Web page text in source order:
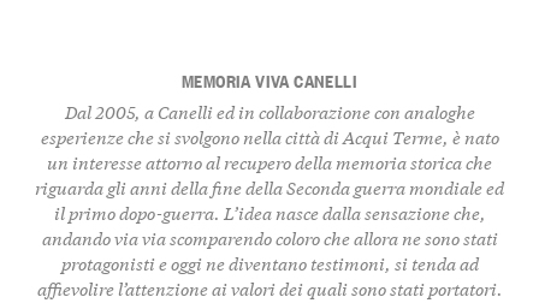
MEMORIA VIVA CANELLI
Dal 2005, a Canelli ed in collaborazione con analoghe
esperienze che si svolgono nella città di Acqui Terme, è nato
un interesse attorno al recupero della memoria storica che
riguarda gli anni della fine della Seconda guerra mondiale ed
il primo dopo-guerra. L’idea nasce dalla sensazione che,
andando via via scomparendo coloro che allora ne sono stati
protagonisti e oggi ne diventano testimoni, si tenda ad
affievolire l’attenzione ai valori dei quali sono stati portatori.